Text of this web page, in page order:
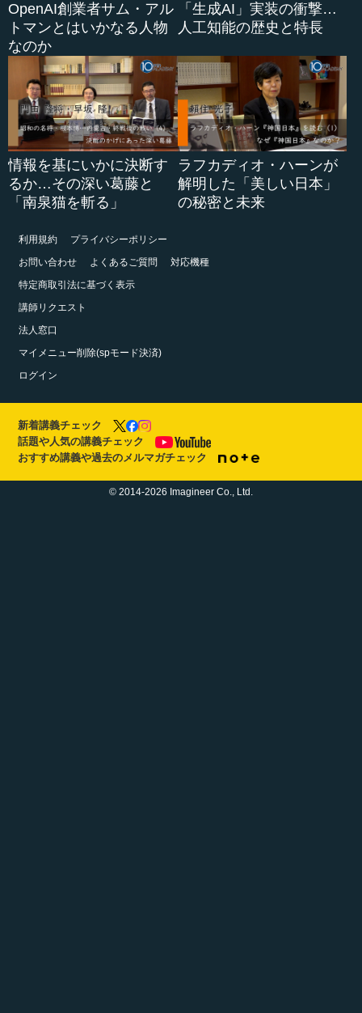
OpenAI創業者サム・アル
トマンとはいかなる人物
なのか
「生成AI」実装の衝撃…
人工知能の歴史と特長
情報を基にいかに決断す
るか…その深い葛藤と
「南泉猫を斬る」
ラフカディオ・ハーンが
解明した「美しい日本」
の秘密と未来
利用規約
プライバシーポリシー
お問い合わせ
よくあるご質問
対応機種
特定商取引法に基づく表示
講師リクエスト
法人窓口
マイメニュー削除(spモード決済)
ログイン
新着講義チェック
話題や人気の講義チェック
おすすめ講義や過去のメルマガチェック
© 2014-2026 Imagineer Co., Ltd.